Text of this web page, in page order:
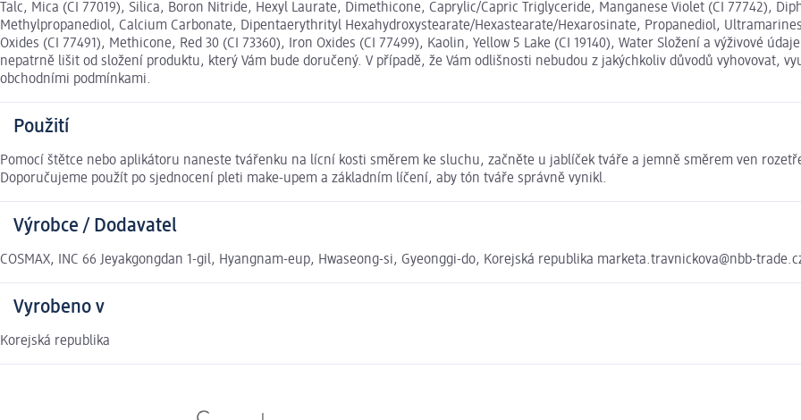
Talc, Mica (CI 77019), Silica, Boron Nitride, Hexyl Laurate, Dimethicone, Caprylic/Capric Triglyceride, Manganese Violet (CI 77742),
Methylpropanediol, Calcium Carbonate, Dipentaerythrityl Hexahydroxystearate/Hexastearate/Hexarosinate, Propanediol,
Oxides (CI 77491), Methicone, Red 30 (CI 73360), Iron Oxides (CI 77499), Kaolin, Yellow 5 Lake (CI 19140), Water Složení a výživové
nepatrně lišit od složení produktu, který Vám bude doručený. V případě, že Vám odlišnosti nebudou z jakýchkoliv důvodů vyhovovat,
obchodními podmínkami.
Použití
Pomocí štětce nebo aplikátoru naneste tvářenku na lícní kosti směrem ke sluchu, začněte u jablíček tváře a jemně směrem ven
Doporučujeme použít po sjednocení pleti make-upem a základním líčení, aby tón tváře správně vynikl.
Výrobce / Dodavatel
COSMAX, INC 66 Jeyakgongdan 1-gil, Hyangnam-eup, Hwaseong-si, Gyeonggi-do, Korejská republika marketa.travnickova@nbb-
Vyrobeno v
Korejská republika